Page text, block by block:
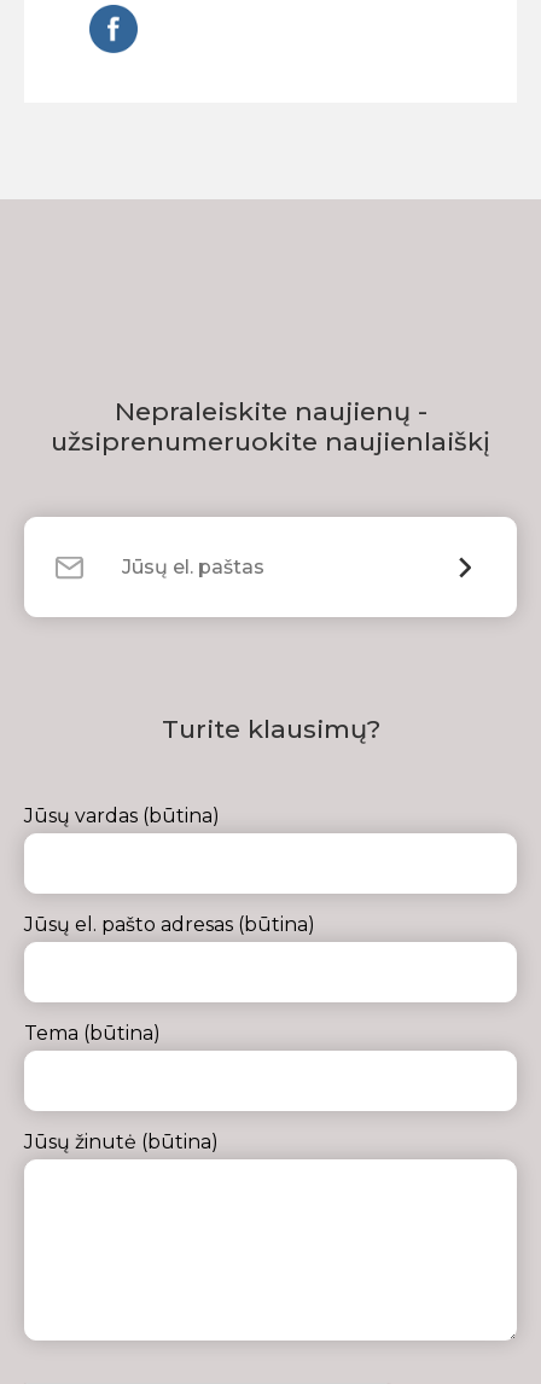
Nepraleiskite naujienų -
užsiprenumeruokite naujienlaiškį
Turite klausimų?
Jūsų vardas (būtina)
Jūsų el. pašto adresas (būtina)
Tema (būtina)
Jūsų žinutė (būtina)